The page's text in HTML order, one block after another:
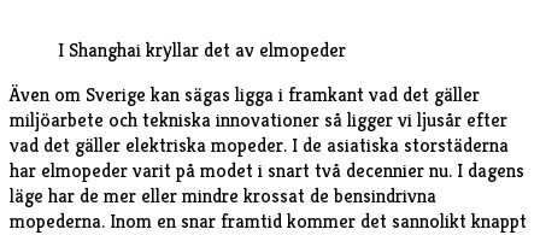
I Shanghai kryllar det av elmopeder
Även om Sverige kan sägas ligga i framkant vad det gäller
miljöarbete och tekniska innovationer så ligger vi ljusår efter
vad det gäller elektriska mopeder. I de asiatiska storstäderna
har elmopeder varit på modet i snart två decennier nu. I dagens
läge har de mer eller mindre krossat de bensindrivna
mopederna. Inom en snar framtid kommer det sannolikt knappt